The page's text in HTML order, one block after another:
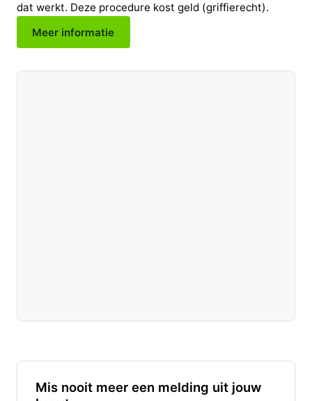
dat werkt. Deze procedure kost geld (griffierecht).
Meer informatie
Mis nooit meer een melding uit jouw